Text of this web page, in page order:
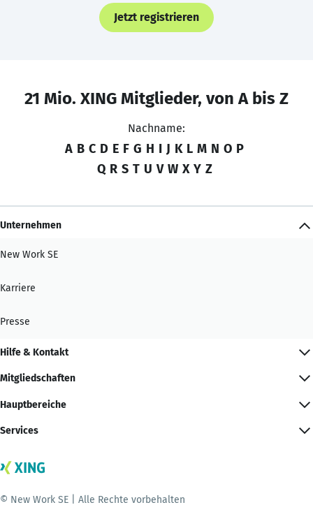
Jetzt registrieren
21 Mio. XING Mitglieder, von A bis Z
Nachname:
A B C D E F G H I J K L M N O P
Q R S T U V W X Y Z
Unternehmen
New Work SE
Karriere
Presse
Hilfe & Kontakt
Mitgliedschaften
Hauptbereiche
Services
© New Work SE | Alle Rechte vorbehalten